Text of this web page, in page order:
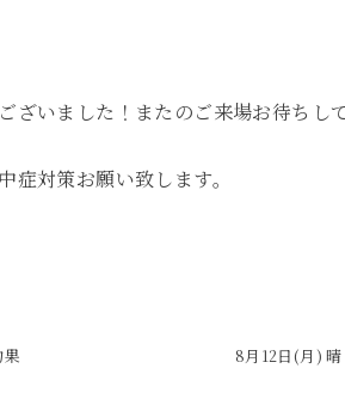
ざいました！またのご来場お待ちし
症対策お願い致します。
8月12日(月)